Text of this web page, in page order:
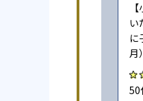
い
に
月）
50